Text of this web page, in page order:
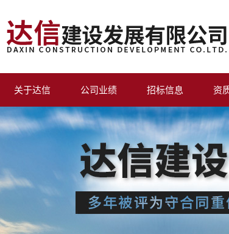
关于达信 公司业绩 招标信息 资